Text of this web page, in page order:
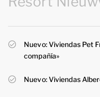
Nuevo: Viviendas Pet
compañía»
Nuevo: Viviendas